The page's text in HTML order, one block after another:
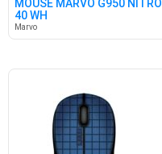
MOUSE MARVO G950 NITRO
40 WH
Marvo